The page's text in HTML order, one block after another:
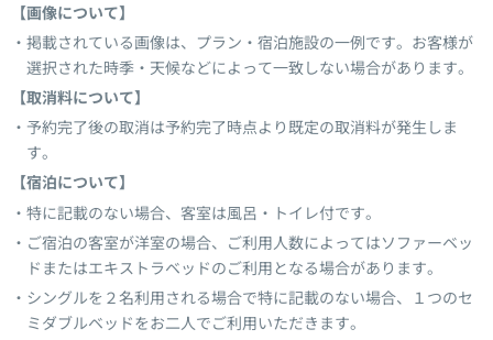
【画像について】
掲載されている画像は、プラン・宿泊施設の一例です。お客様が
選択された時季・天候などによって一致しない場合があります。
【取消料について】
予約完了後の取消は予約完了時点より既定の取消料が発生しま
す。
【宿泊について】
特に記載のない場合、客室は風呂・トイレ付です。
ご宿泊の客室が洋室の場合、ご利用人数によってはソファーベッ
ドまたはエキストラベッドのご利用となる場合があります。
シングルを２名利用される場合で特に記載のない場合、１つのセ
ミダブルベッドをお二人でご利用いただきます。